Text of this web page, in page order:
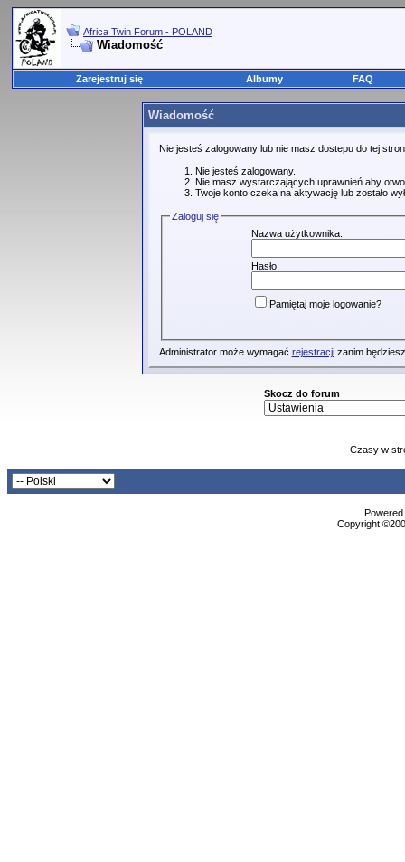
Africa Twin Forum - POLAND
Wiadomość
Zarejestruj się Albumy FAQ
Wiadomość
Nie jesteś zalogowany lub nie masz dostepu do tej
Nie jesteś zalogowany.
Nie masz wystarczających uprawnień aby
Twoje konto czeka na aktywację lub zostało
Zaloguj się
Nazwa użytkownika:
Hasło:
Pamiętaj moje logowanie?
Administrator może wymagać rejestracjizanim
Skocz do forum
Czasy w
Copyright